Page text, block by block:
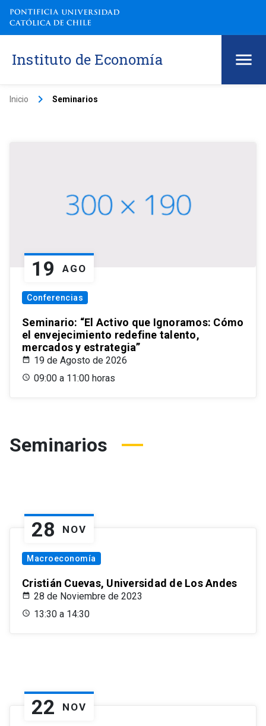
Instituto de Economía
Inicio keyboard_arrow_right Seminarios
19 AGO
Conferencias
Seminario: “El Activo que Ignoramos: Cómo
el envejecimiento redefine talento,
mercados y estrategia”
19 de Agosto de 2026
09:00 a 11:00 horas
Seminarios
28 NOV
Macroeconomía
Cristián Cuevas, Universidad de Los Andes
28 de Noviembre de 2023
13:30 a 14:30
22 NOV